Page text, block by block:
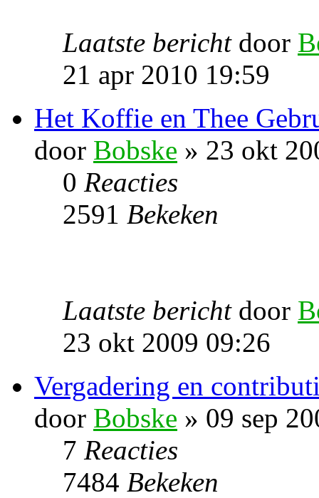
Laatste bericht door
21 apr 2010 19:59
Het Koffie en Thee
door Bobske » 23 okt
0 Reacties
2591 Bekeken
Laatste bericht door
23 okt 2009 09:26
Vergadering en
door Bobske » 09 sep
7 Reacties
7484 Bekeken